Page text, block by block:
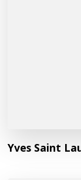
Yves Saint